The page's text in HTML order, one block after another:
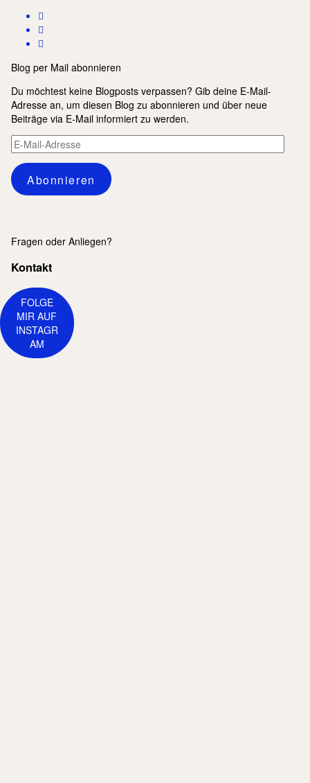
Blog per Mail abonnieren
Du möchtest keine Blogposts verpassen? Gib deine E-Mail-
Adresse an, um diesen Blog zu abonnieren und über neue
Beiträge via E-Mail informiert zu werden.
E-
Mail-
Adresse
Abonnieren
Fragen oder Anliegen?
Kontakt
FOLGE
MIR AUF
INSTAGR
AM